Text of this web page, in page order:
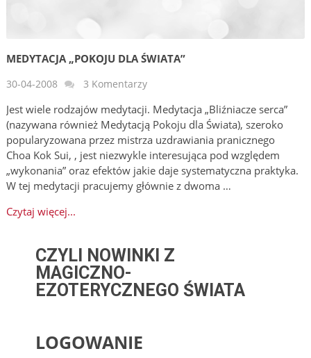
MEDYTACJA „POKOJU DLA ŚWIATA”
30-04-2008 3 Komentarzy
Jest wiele rodzajów medytacji. Medytacja „Bliźniacze serca”
(nazywana również Medytacją Pokoju dla Świata), szeroko
popularyzowana przez mistrza uzdrawiania pranicznego
Choa Kok Sui, , jest niezwykle interesująca pod względem
„wykonania” oraz efektów jakie daje systematyczna praktyka.
W tej medytacji pracujemy głównie z dwoma …
Czytaj więcej...
CZYLI NOWINKI Z
MAGICZNO-
EZOTERYCZNEGO ŚWIATA
LOGOWANIE